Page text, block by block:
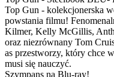
Top Gun - kolekcjonerska
powstania filmu!
Kilmer, Kelly McGillis,
oraz niezrównany Tom
as przestworzy, który chce
musi się nauczyć.
Szympans na Blu-ray!